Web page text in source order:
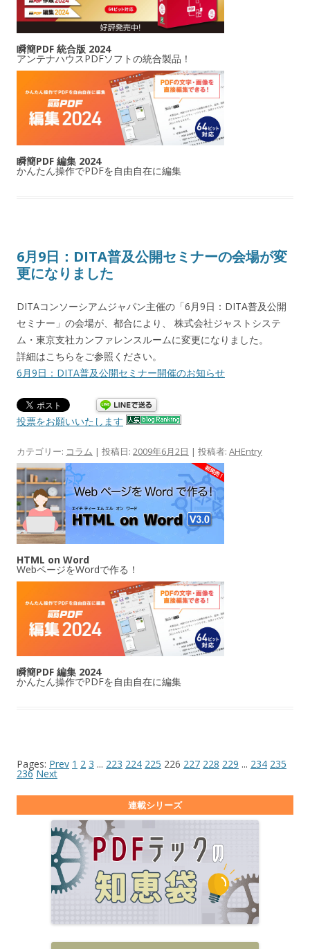
瞬簡PDF 統合版 2024
アンテナハウスPDFソフトの統合製品！
瞬簡PDF 編集 2024
かんたん操作でPDFを自由自在に編集
6月9日：DITA普及公開セミナーの会場が変
更になりました
DITAコンソーシアムジャパン主催の「6月9日：DITA普及公開
セミナー」の会場が、都合により、 株式会社ジャストシステ
ム・東京支社カンファレンスルームに変更になりました。
詳細はこちらをご参照ください。
6月9日：DITA普及公開セミナー開催のお知らせ
投票をお願いいたします
カテゴリー: コラム | 投稿日: 2009年6月2日 | 投稿者: AHEntry
HTML on Word
WebページをWordで作る！
瞬簡PDF 編集 2024
かんたん操作でPDFを自由自在に編集
Pages: Prev 1 2 3 ... 223 224 225 226 227 228 229 ... 234 235
236 Next
連載シリーズ